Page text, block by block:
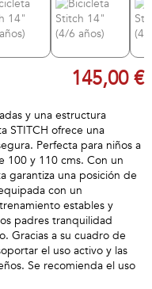
145,00 €
y una estructura
STITCH ofrece una
Perfecta para niños a
100 y 110 cms. Con un
garantiza una posición de
con un
estables y
padres tranquilidad
Gracias a su cuadro de
el uso activo y las
Se recomienda el uso